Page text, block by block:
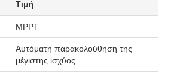
Τιμή
MPPT
Αυτόματη παρακολούθηση της
μέγιστης ισχύος